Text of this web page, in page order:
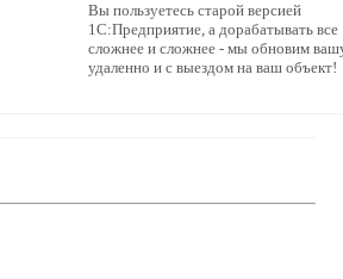
Вы пользуетесь старой версией
1С:Предприятие, а дорабатывать все
сложнее и сложнее - мы обновим
удаленно и с выездом на ваш объект!